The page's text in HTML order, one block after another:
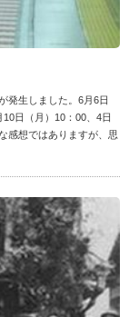
発生しました。6月6日
10日（月）10：00、4日
感想ではありますが、思